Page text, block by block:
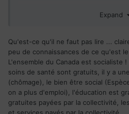
(Peut-être trop vieux pour perdre
Expand
Qu'est-ce qu'il ne faut pas lire ...
peu de connaissances de ce qu'est
L'ensemble du Canada est socialiste
soins de santé sont gratuits, il y a
(chômage), le bien être social
on a plus d'emploi), l'éducation est
gratuites payées par la collectivité,